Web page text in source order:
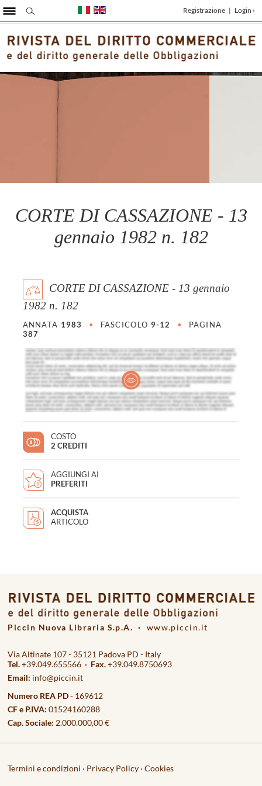
CORTE DI CASSAZIONE - 13
gennaio 1982 n. 182
CORTE DI CASSAZIONE - 13 gennaio
1982 n. 182
ANNATA 1983 • FASCICOLO 9-12 •
PAGINA
387
COSTO
2 CREDITI
AGGIUNGI AI
PREFERITI
ACQUISTA
ARTICOLO
Registrazione | Login ›
Piccin Nuova Libraria S.p.A. · www.piccin.it
Via Altinate 107 - 35121 Padova PD - Italy
Tel.+39.049.655566 · Fax.+39.049.8750693
Email: info@piccin.it
Numero REA PD- 169612
CF e P.IVA: 01524160288
Cap. Sociale: 2.000.000,00 €
Termini e condizioni · Privacy Policy ·Cookies